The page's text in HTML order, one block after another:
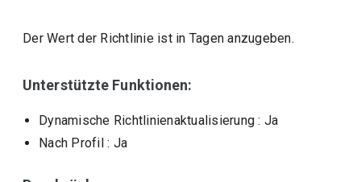
Der Wert der Richtlinie ist in Tagen anzugeben.
Unterstützte Funktionen:
Dynamische Richtlinienaktualisierung : Ja
Nach Profil : Ja